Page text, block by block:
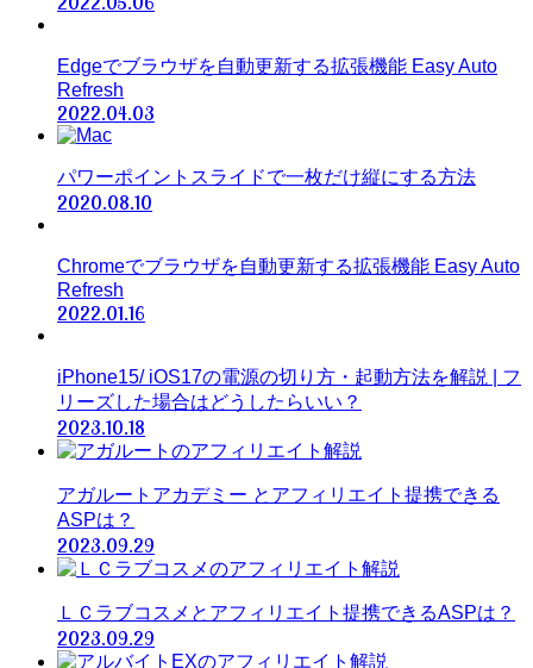
Edgeでブラウザを自動更新する拡張機能 Easy Auto
Refresh
2022.04.03
パワーポイントスライドで一枚だけ縦にする方法
2020.08.10
Chromeでブラウザを自動更新する拡張機能 Easy Auto
Refresh
2022.01.16
iPhone15/ iOS17の電源の切り方・起動方法を解説 | フ
リーズした場合はどうしたらいい？
2023.10.18
アガルートアカデミー とアフィリエイト提携できる
ASPは？
2023.09.29
ＬＣラブコスメとアフィリエイト提携できるASPは？
2023.09.29